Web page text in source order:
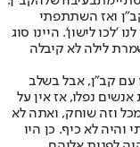
ואז השתתפתי
'לכו לישון'. היינו סוג
לילה לא קיבלה
עם קב"ן, אבל בשלב
נפלו, אז אין על
וזה שוחק, ואתה לא
והיה לא כיף. כן היו